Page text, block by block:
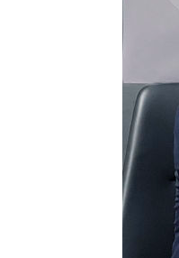
[속보]이강인
수도권 40도
온열질환 사
강릉에 시간당
백운산서 80년
선재도서 해루질
남자 농구, 나고
여수 오동도 해
극한폭염 한풀
축구협회 "압수